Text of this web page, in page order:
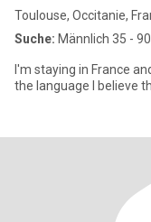
Toulouse, Occitanie,
Suche: Männlich 35 - 90
I'm staying in France
the language I believe